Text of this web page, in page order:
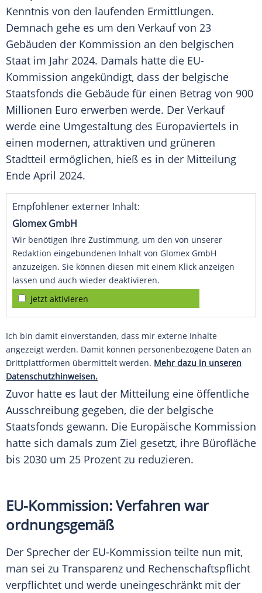
Kenntnis von den laufenden Ermittlungen.
Demnach gehe es um den Verkauf von 23
Gebäuden der Kommission an den belgischen
Staat im Jahr 2024. Damals hatte die EU-
Kommission angekündigt, dass der belgische
Staatsfonds die Gebäude für einen Betrag von 900
Millionen Euro erwerben werde. Der Verkauf
werde eine Umgestaltung des Europaviertels in
einen modernen, attraktiven und grüneren
Stadtteil ermöglichen, hieß es in der Mitteilung
Ende April 2024.
Empfohlener externer Inhalt:
Glomex GmbH
Wir benötigen Ihre Zustimmung, um den von unserer
Redaktion eingebundenen Inhalt von Glomex GmbH
anzuzeigen. Sie können diesen mit einem Klick anzeigen
lassen und auch wieder deaktivieren.
jetzt aktivieren
Ich bin damit einverstanden, dass mir externe Inhalte
angezeigt werden. Damit können personenbezogene Daten an
Drittplattformen übermittelt werden. Mehr dazu in unseren
Datenschutzhinweisen.
Zuvor hatte es laut der Mitteilung eine öffentliche
Ausschreibung gegeben, die der belgische
Staatsfonds gewann. Die Europäische Kommission
hatte sich damals zum Ziel gesetzt, ihre Bürofläche
bis 2030 um 25 Prozent zu reduzieren.
EU-Kommission: Verfahren war
ordnungsgemäß
Der Sprecher der EU-Kommission teilte nun mit,
man sei zu Transparenz und Rechenschaftspflicht
verpflichtet und werde uneingeschränkt mit der